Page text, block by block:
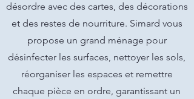
désordre avec des cartes, des décorations
et des restes de nourriture. Simard vous
propose un grand ménage pour
désinfecter les surfaces, nettoyer les sols,
réorganiser les espaces et remettre
chaque pièce en ordre, garantissant un